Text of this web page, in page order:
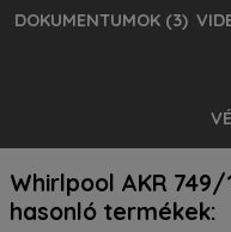
DOKUMENTUMOK (3)
dokumentumok:
Videók nem
keresés:
5.000 Ft alatti értékű
Ehhez a termékhez még
Whirlpool AKR
hasonló termékek: